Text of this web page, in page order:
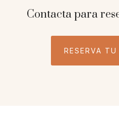
Contacta para
RESERVA